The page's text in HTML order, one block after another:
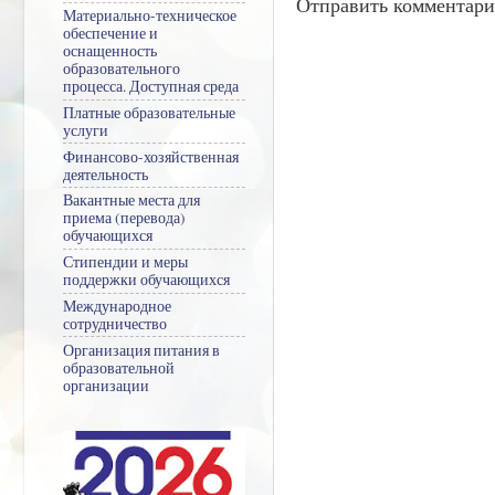
Материально-техническое
обеспечение и
оснащенность
образовательного
процесса. Доступная среда
Платные образовательные
услуги
Финансово-хозяйственная
деятельность
Вакантные места для
приема (перевода)
обучающихся
Стипендии и меры
поддержки обучающихся
Международное
сотрудничество
Организация питания в
образовательной
организации